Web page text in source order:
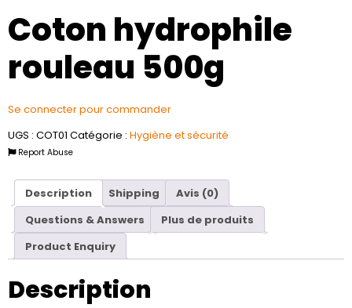
Coton hydrophile
rouleau 500g
Se connecter pour commander
UGS : COT01 Catégorie : Hygiène et sécurité
Report Abuse
Description Shipping
Avis (0)
Questions & Answers
Plus de produits
Product Enquiry
Description